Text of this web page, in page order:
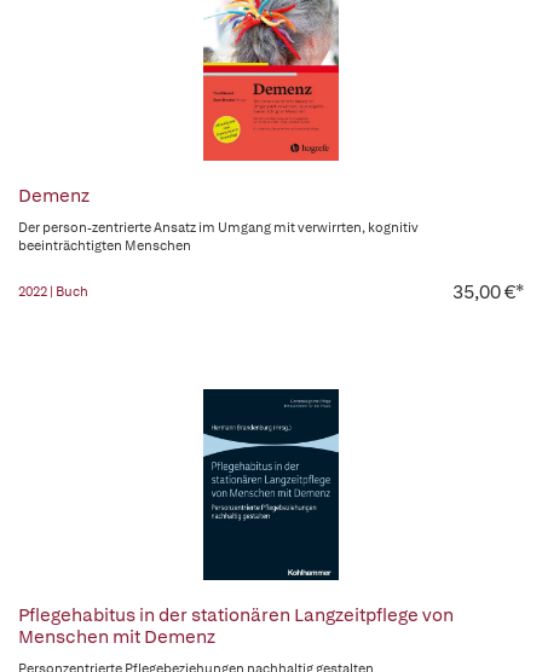
Demenz
Der person-zentrierte Ansatz im Umgang mit verwirrten, kognitiv
beeinträchtigten Menschen
2022 | Buch 35,00 €*
Pflegehabitus in der stationären Langzeitpflege von
Menschen mit Demenz
Personzentrierte Pflegebeziehungen nachhaltig gestalten